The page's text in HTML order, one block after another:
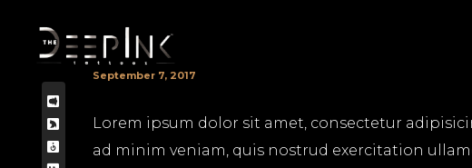
September 7, 2017
Lorem ipsum dolor sit amet, consectetur
ad minim veniam, quis nostrud exercitation